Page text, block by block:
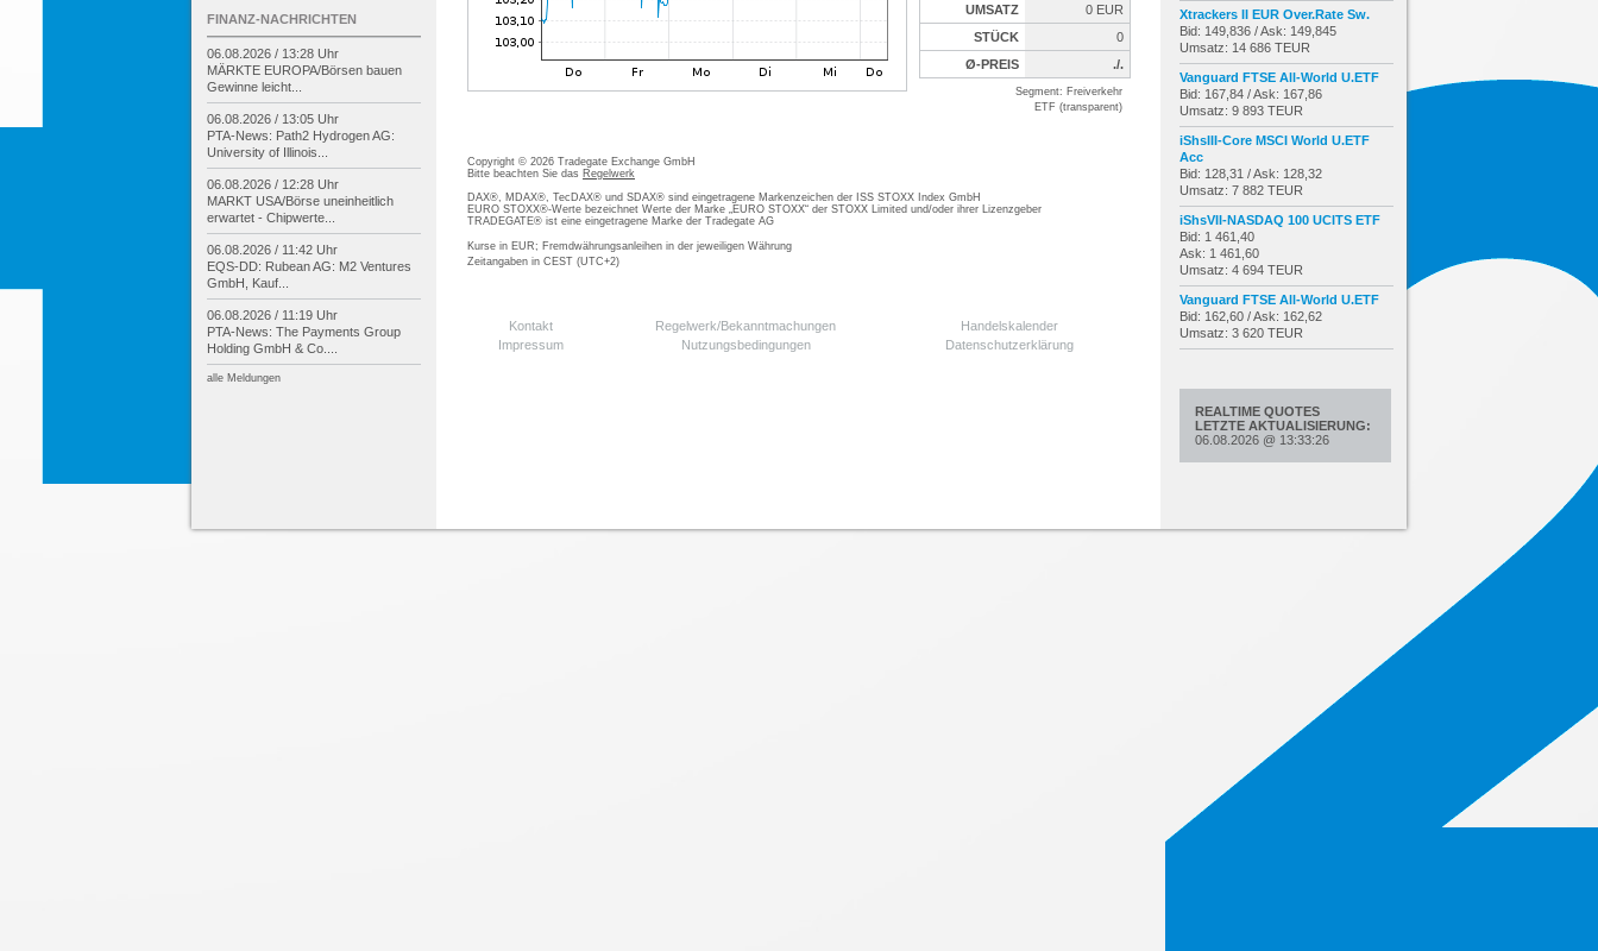
UMSATZ
0 EUR
STÜCK
0
Ø-PREIS
./.
Segment: Freiverkehr
ETF (transparent)
Copyright © 2026 Tradegate Exchange GmbH
Bitte beachten Sie das Regelwerk
DAX®, MDAX®, TecDAX® und SDAX® sind eingetragene Markenzeichen der ISS STOXX Index GmbH
EURO STOXX®-Werte bezeichnet Werte der Marke „EURO STOXX“ der STOXX Limited und/oder ihrer Lizenzgeber
TRADEGATE® ist eine eingetragene Marke der Tradegate AG
Kurse in EUR; Fremdwährungsanleihen in der jeweiligen Währung
Zeitangaben in CEST (UTC+2)
Kontakt Regelwerk/Bekanntmachungen
Handelskalender
Impressum
Nutzungsbedingungen Datenschutzerklärung
FINANZ-NACHRICHTEN
06.08.2026 / 13:28 Uhr
MÄRKTE EUROPA/Börsen bauen
Gewinne leicht...
06.08.2026 / 13:05 Uhr
PTA-News: Path2 Hydrogen AG:
University of Illinois...
06.08.2026 / 12:28 Uhr
MARKT USA/Börse uneinheitlich
erwartet - Chipwerte...
06.08.2026 / 11:42 Uhr
EQS-DD: Rubean AG: M2 Ventures
GmbH, Kauf...
06.08.2026 / 11:19 Uhr
PTA-News: The Payments Group
Holding GmbH & Co....
alle Meldungen
Xtrackers II EUR Over.Rate Sw.
Bid: 149,836 / Ask: 149,845
Umsatz: 14 686 TEUR
Vanguard FTSE All-World U.ETF
Bid: 167,84 / Ask: 167,86
Umsatz: 9 893 TEUR
iShsIII-Core MSCI World U.ETF
Acc
Bid: 128,31 / Ask: 128,32
Umsatz: 7 882 TEUR
iShsVII-NASDAQ 100 UCITS ETF
Bid: 1 461,40
Ask: 1 461,60
Umsatz: 4 694 TEUR
Vanguard FTSE All-World U.ETF
Bid: 162,60 / Ask: 162,62
Umsatz: 3 620 TEUR
REALTIME QUOTES
LETZTE AKTUALISIERUNG:
06.08.2026 @ 13:33:26